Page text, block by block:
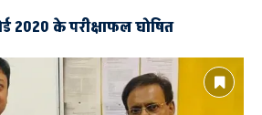
2020 के परीक्षाफल घोषित